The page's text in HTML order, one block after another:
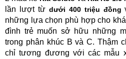
lần lượt từ dưới 400 triệu đồng
những lựa chọn phù hợp cho
đình trẻ muốn sở hữu những
trong phân khúc B và C. Thậm
chỉ tương đương với các mẫu